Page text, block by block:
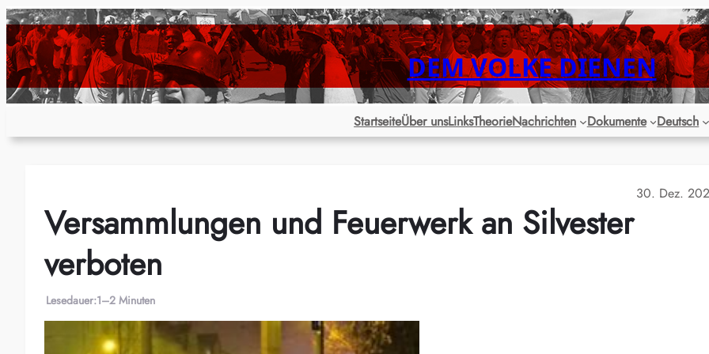
Zum
Inhalt
springen
DEM VOLKE DIENEN
StartseiteÜber unsLinksTheorieNachrichten Dokumente Deutsch
30. Dez.
Versammlungen und Feuerwerk an Silvester
verboten
Lesedauer:1–2 Minuten